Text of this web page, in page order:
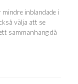
inblandade i
välja att se
sammanhang då